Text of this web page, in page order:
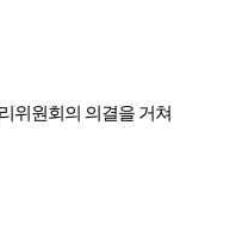
위원회의 의결을 거쳐